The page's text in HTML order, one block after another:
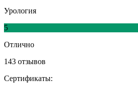
Урология
5
Отлично
143 отзывов
Сертификаты: